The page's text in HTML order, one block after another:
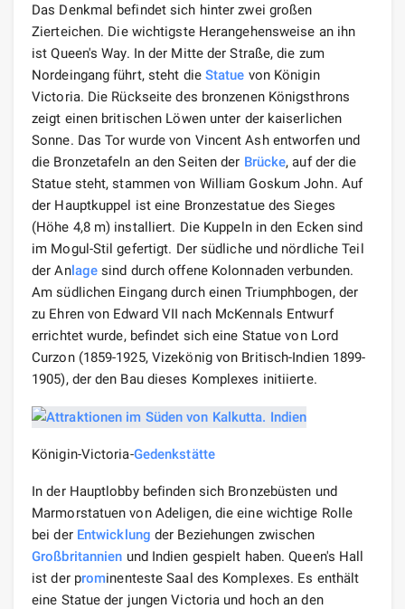
Das Denkmal befindet sich hinter zwei großen
Zierteichen. Die wichtigste Herangehensweise an ihn
ist Queen's Way. In der Mitte der Straße, die zum
Nordeingang führt, steht die Statue von Königin
Victoria. Die Rückseite des bronzenen Königsthrons
zeigt einen britischen Löwen unter der kaiserlichen
Sonne. Das Tor wurde von Vincent Ash entworfen und
die Bronzetafeln an den Seiten der Brücke, auf der die
Statue steht, stammen von William Goskum John. Auf
der Hauptkuppel ist eine Bronzestatue des Sieges
(Höhe 4,8 m) installiert. Die Kuppeln in den Ecken sind
im Mogul-Stil gefertigt. Der südliche und nördliche Teil
der Anlage sind durch offene Kolonnaden verbunden.
Am südlichen Eingang durch einen Triumphbogen, der
zu Ehren von Edward VII nach McKennals Entwurf
errichtet wurde, befindet sich eine Statue von Lord
Curzon (1859-1925, Vizekönig von Britisch-Indien 1899-
1905), der den Bau dieses Komplexes initiierte.
Königin-Victoria-Gedenkstätte
In der Hauptlobby befinden sich Bronzebüsten und
Marmorstatuen von Adeligen, die eine wichtige Rolle
bei der Entwicklung der Beziehungen zwischen
Großbritannien und Indien gespielt haben. Queen's Hall
ist der prominenteste Saal des Komplexes. Es enthält
eine Statue der jungen Victoria und hoch an den